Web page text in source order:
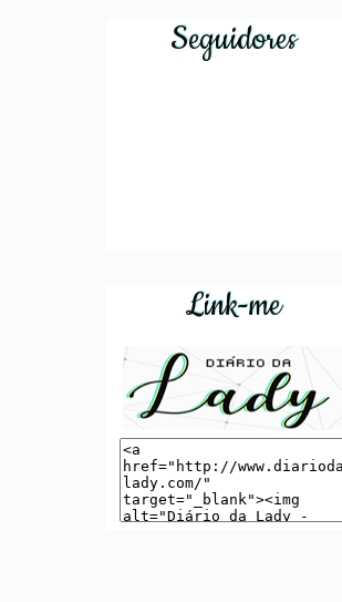
hoje esse mo... principalment...
Seguidores
Link-me